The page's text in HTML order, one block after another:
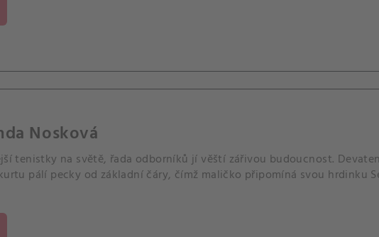
Nosková
tenistky na světě, řada odborníků jí věští zářivou budoucnost.
pálí pecky od základní čáry, čímž maličko připomíná svou hrdinku